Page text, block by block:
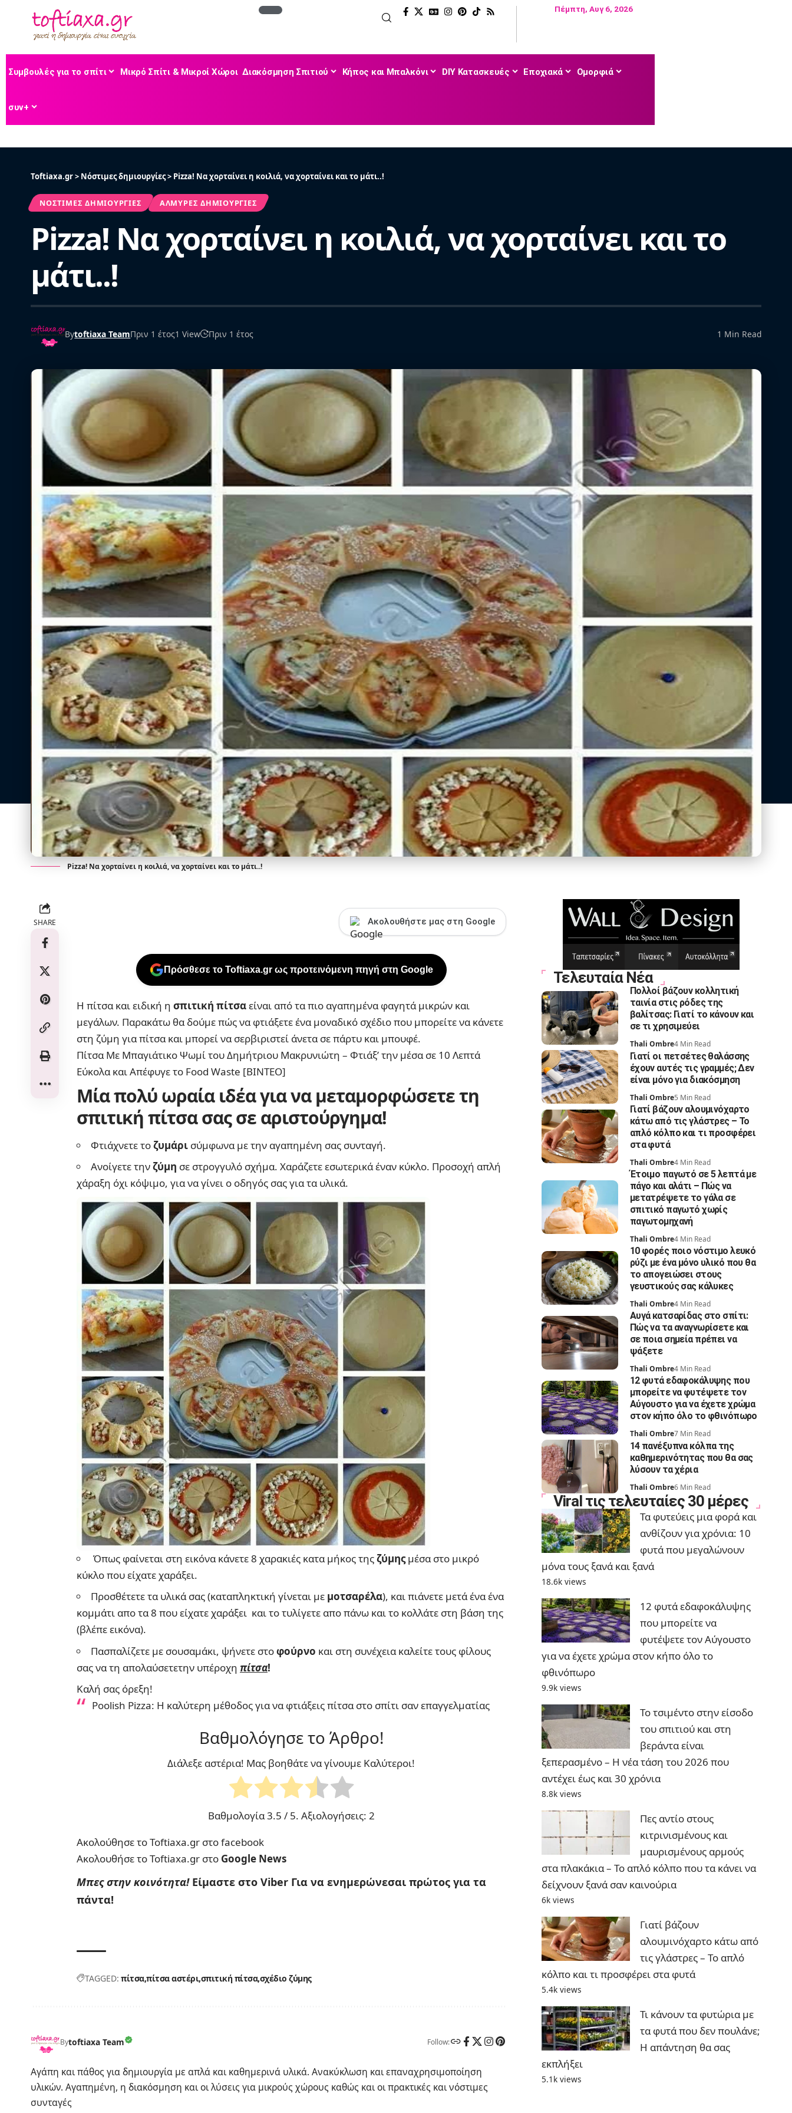
Πέμπτη, Αυγ 6, 2026
Συμβουλές για το σπίτι Μικρό Σπίτι & Μικροί Χώροι Διακόσμηση Σπιτιού Κήπος και Μπαλκόνι DIY Κατασκευές Εποχιακά Ομορφιά
συν+
Toftiaxa.gr> Νόστιμες δημιουργίες> Pizza! Να χορταίνει η κοιλιά, να χορταίνει και το μάτι..!
ΝΌΣΤΙΜΕΣ ΔΗΜΙΟΥΡΓΊΕΣ ΑΛΜΥΡΈΣ ΔΗΜΙΟΥΡΓΊΕΣ
Pizza! Να χορταίνει η κοιλιά, να χορταίνει και το
μάτι..!
Bytoftiaxa TeamΠριν 1 έτος1 View Πριν 1 έτος 1 Min Read
Pizza! Να χορταίνει η κοιλιά, να χορταίνει και το μάτι..!
SHARE Ακολουθήστε μας στη Google
Πρόσθεσε το Toftiaxa.gr ως προτεινόμενη πηγή στη Google
Η πίτσα και ειδική η σπιτική πίτσαείναι από τα πιο αγαπημένα φαγητά μικρών και
μεγάλων. Παρακάτω θα δούμε πώς να φτιάξετε ένα μοναδικό σχέδιο που μπορείτε να κάνετε
στη ζύμη για πίτσα και μπορεί να σερβιριστεί άνετα σε πάρτυ και μπουφέ.
Πίτσα Με Μπαγιάτικο Ψωμί του Δημήτριου Μακρυνιώτη – Φτιάξ’ την μέσα σε 10 Λεπτά
Εύκολα και Απέφυγε το Food Waste [ΒΙΝΤΕΟ]
Μία πολύ ωραία ιδέα για να μεταμορφώσετε τη
σπιτικήπίτσασας σε αριστούργημα!
Φτιάχνετε τοζυμάρι σύμφωνα με την αγαπημένη σας συνταγή.
Ανοίγετε τηνζύμη σε στρογγυλό σχήμα. Χαράζετε εσωτερικά έναν κύκλο. Προσοχή απλή
χάραξη όχι κόψιμο, για να γίνει ο οδηγός σας για τα υλικά.
Όπως φαίνεται στη εικόνα κάνετε 8 χαρακιές κατα μήκος τηςζύμηςμέσα στο μικρό
κύκλο που είχατε χαράξει.
Προσθέτετε τα υλικά σας (καταπληκτική γίνεται με μοτσαρέλα), και πιάνετε μετά ένα ένα
κομμάτι απο τα 8 που είχατε χαράξει και το τυλίγετε απο πάνω και το κολλάτε στη βάση της
(βλέπε εικόνα).
Πασπαλίζετε με σουσαμάκι, ψήνετε στοφούρνο και στη συνέχεια καλείτε τους φίλους
σας να τη απολαύσετετην υπέροχη πίτσα!
Καλή σας όρεξη!
Poolish Pizza: Η καλύτερη μέθοδος για να φτιάξεις πίτσα στο σπίτι σαν επαγγελματίας
Βαθμολόγησε το Άρθρο!
Διάλεξε αστέρια! Μας βοηθάτε να γίνουμε Καλύτεροι!
Βαθμολογία3.5 / 5. Αξιολογήσεις: 2
Ακολούθησε το Toftiaxa.gr στοfacebook
Ακολουθήσε το Toftiaxa.gr στο Google News
Μπες στην κοινότητα! Είμαστε στο Viber Για να ενημερώνεσαι πρώτος για τα
πάντα!
TAGGED: πίτσαπίτσα αστέρι σπιτική πίτσα σχέδιο ζύμης
Bytoftiaxa Team Follow:
Αγάπη και πάθος για δημιουργία με απλά και καθημερινά υλικά. Ανακύκλωση και επαναχρησιμοποίηση
υλικών. Αγαπημένη, η διακόσμηση και οι λύσεις για μικρούς χώρους καθώς και οι πρακτικές και νόστιμες
συνταγές
Τελευταία Νέα
Πολλοί βάζουν κολλητική
ταινία στις ρόδες της
βαλίτσας: Γιατί το κάνουν και
σε τι χρησιμεύει
Thali Ombre4 Min Read
Γιατί οι πετσέτες θαλάσσης
έχουν αυτές τις γραμμές; Δεν
είναι μόνο για διακόσμηση
Thali Ombre5 Min Read
Γιατί βάζουν αλουμινόχαρτο
κάτω από τις γλάστρες – Το
απλό κόλπο και τι προσφέρει
στα φυτά
Thali Ombre4 Min Read
Έτοιμο παγωτό σε 5 λεπτά με
πάγο και αλάτι – Πώς να
μετατρέψετε το γάλα σε
σπιτικό παγωτό χωρίς
παγωτομηχανή
Thali Ombre4 Min Read
10 φορές ποιο νόστιμο λευκό
ρύζι με ένα μόνο υλικό που θα
το απογειώσει στους
γευστικούς σας κάλυκες
Thali Ombre4 Min Read
Αυγά κατσαρίδας στο σπίτι:
Πώς να τα αναγνωρίσετε και
σε ποια σημεία πρέπει να
ψάξετε
Thali Ombre4 Min Read
12 φυτά εδαφοκάλυψης που
μπορείτε να φυτέψετε τον
Αύγουστο για να έχετε χρώμα
στον κήπο όλο το φθινόπωρο
Thali Ombre7 Min Read
14 πανέξυπνα κόλπα της
καθημερινότητας που θα σας
λύσουν τα χέρια
Thali Ombre6 Min Read
Viral τις τελευταίες 30 μέρες
Τα φυτεύεις μια φορά και
ανθίζουν για χρόνια: 10
φυτά που μεγαλώνουν
μόνα τους ξανά και ξανά
18.6k views
12 φυτά εδαφοκάλυψης
που μπορείτε να
φυτέψετε τον Αύγουστο
για να έχετε χρώμα στον κήπο όλο το
φθινόπωρο
9.9k views
Το τσιμέντο στην είσοδο
του σπιτιού και στη
βεράντα είναι
ξεπερασμένο – Η νέα τάση του 2026 που
αντέχει έως και 30 χρόνια
8.8k views
Πες αντίο στους
κιτρινισμένους και
μαυρισμένους αρμούς
στα πλακάκια – Το απλό κόλπο που τα κάνει να
δείχνουν ξανά σαν καινούρια
6k views
Γιατί βάζουν
αλουμινόχαρτο κάτω από
τις γλάστρες – Το απλό
κόλπο και τι προσφέρει στα φυτά
5.4k views
Τι κάνουν τα φυτώρια με
τα φυτά που δεν πουλάνε;
Η απάντηση θα σας
εκπλήξει
5.1k views